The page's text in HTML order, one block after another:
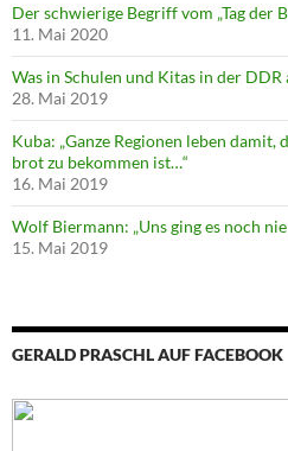
Der schwierige Begriff vom „Tag der
11. Mai 2020
Was in Schulen und Kitas in der DDR
28. Mai 2019
Kuba: „Ganze Regionen leben damit,
brot zu bekommen ist…“
16. Mai 2019
Wolf Biermann: „Uns ging es noch
15. Mai 2019
GERALD PRASCHL AUF FACEBOOK